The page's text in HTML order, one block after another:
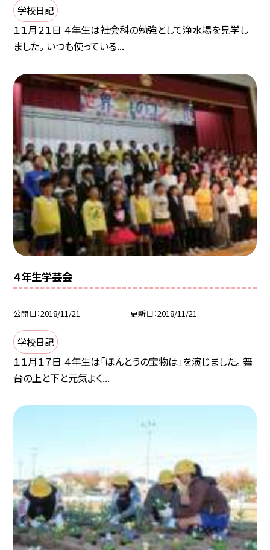
学校日記
１１月２１日 ４年生は社会科の勉強として浄水場を見学し
ました。 いつも使っている...
４年生学芸会
公開日 2018/11/21 更新日 2018/11/21
学校日記
１１月１７日 ４年生は「ほんとうの宝物は」を演じました。 舞
台の上と下と元気よく...